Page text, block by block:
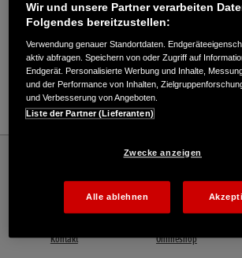
Verkauf / Kundendienst
03744-18848-0
E-Mail
Rasen und Garten
Offizielle Website | The Power of Dreams
Kontakt Onlineshop
Wir und unsere Partner verarbeiten
Folgendes bereitzustellen:
Verwendung genauer Standortdaten.
aktiv abfragen. Speichern von oder Zugriff auf
Endgerät. Personalisierte Werbung und Inhalte,
und der Performance von Inhalten,
und Verbesserung von Angeboten.
Liste der Partner (Lieferanten)
Zwecke anzeigen
Alle ablehnen